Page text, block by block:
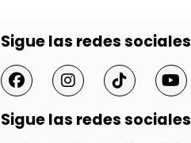
Sigue las redes
Sigue las redes